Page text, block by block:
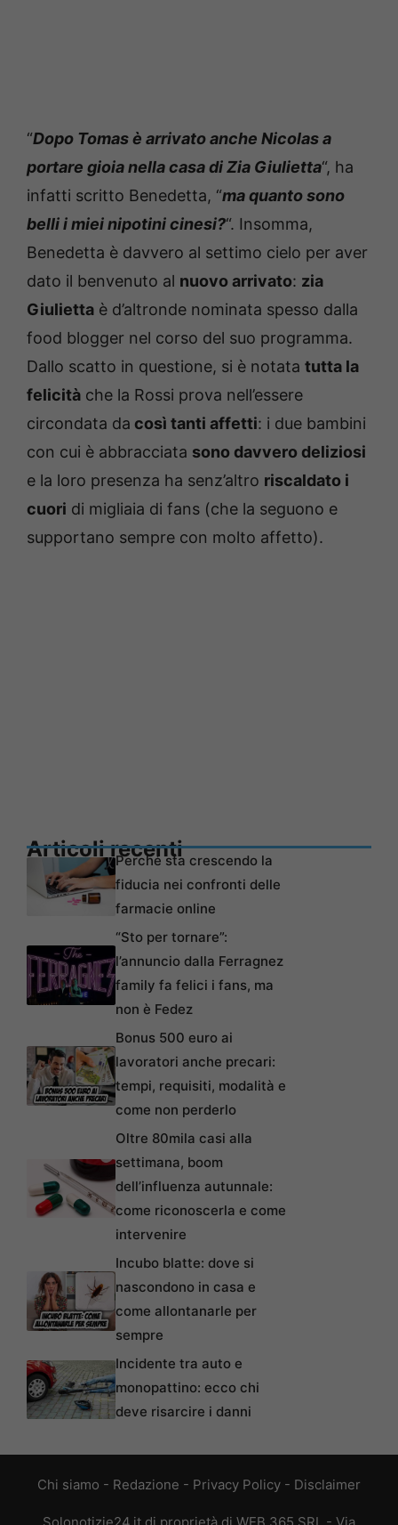
“Dopo Tomas è arrivato anche Nicolas a
portare gioia nella casa di Zia Giulietta“, ha
infatti scritto Benedetta, “ma quanto sono
belli i miei nipotini cinesi?“. Insomma,
Benedetta è davvero al settimo cielo per aver
dato il benvenuto al nuovo arrivato: zia
Giulietta è d’altronde nominata spesso dalla
food blogger nel corso del suo programma.
Dallo scatto in questione, si è notata tutta la
felicità che la Rossi prova nell’essere
circondata da così tanti affetti: i due bambini
con cui è abbracciata sono davvero deliziosi
e la loro presenza ha senz’altro riscaldato i
cuori di migliaia di fans (che la seguono e
supportano sempre con molto affetto).
Articoli recentiPerché sta crescendo la
fiducia nei confronti delle
farmacie online
“Sto per tornare”:
l’annuncio dalla Ferragnez
family fa felici i fans, ma
non è Fedez
Bonus 500 euro ai
lavoratori anche precari:
tempi, requisiti, modalità e
come non perderlo
Oltre 80mila casi alla
settimana, boom
dell’influenza autunnale:
come riconoscerla e come
intervenire
Incubo blatte: dove si
nascondono in casa e
come allontanarle per
sempre
Incidente tra auto e
monopattino: ecco chi
deve risarcire i danni
Chi siamo - Redazione - Privacy Policy - Disclaimer